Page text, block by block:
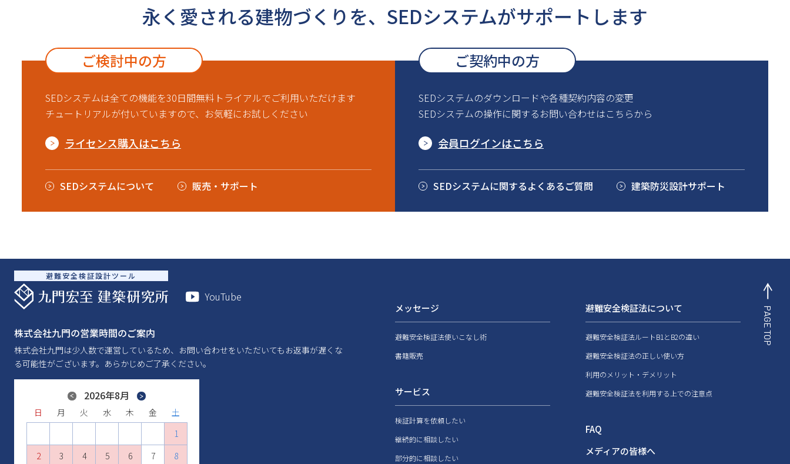
永く愛される建物づくりを、 SEDシステムがサポートします
ご検討中の方
SEDシステムは全ての機能を30日間無料トライアルでご利用いただけます
チュートリアルが付いていますので、お気軽にお試しください
ライセンス購入はこちら
SEDシステムについて 販売・サポート
ご契約中の方
SEDシステムのダウンロードや各種契約内容の変更
SEDシステムの操作に関するお問い合わせはこちらから
会員ログインはこちら
SEDシステムに関するよくあるご質問 建築防災設計サポート
避難安全検証設計ツール
YouTube
株式会社九門の営業時間のご案内
株式会社九門は少人数で運営しているため、お問い合わせをいただいてもお返事が遅くな
る可能性がございます。あらかじめご了承ください。
2026年8月
日 月 火 水 木 金
土
1
2
3 4 5 6 7
8
日 月 火 水 木 金
土
5
6
7 8 9 10 11
12
日 月 火 水 木 金
土
3
4
5 6 7 8 9
10
日 月 火 水 木 金
土
7
8
9 10 11 12 13
14
日 月 火 水 木 金
土
5
6
7 8 9 10 11
12
日 月 火 水 木 金
土
2
3
4 5 6 7 8
9
Next
メッセージ
避難安全検証法使いこなし術
書籍販売
サービス
検証計算を依頼したい
継続的に相談したい
部分的に相談したい
避難安全検証法について
避難安全検証法ルートB1とB2の違い
避難安全検証法の正しい使い方
利用のメリット・デメリット
避難安全検証法を利用する上での注意点
FAQ
メディアの皆様へ
PAGE TOP